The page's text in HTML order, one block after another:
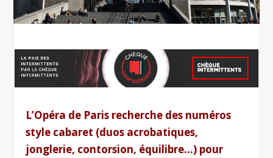
L’Opéra de Paris recherche des numéros
style cabaret (duos acrobatiques,
jonglerie, contorsion, équilibre…) pour